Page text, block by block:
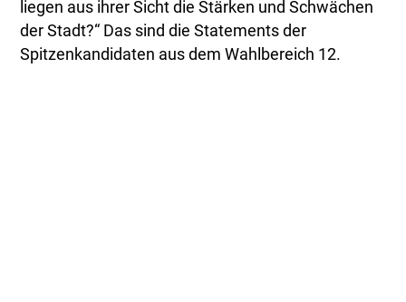
liegen aus ihrer Sicht die Stärken und Schwächen
der Stadt?“ Das sind die Statements der
Spitzenkandidaten aus dem Wahlbereich 12.